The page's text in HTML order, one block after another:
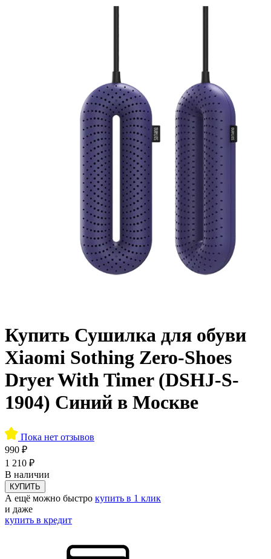
Купить Сушилка для обуви
Xiaomi Sothing Zero-Shoes
Dryer With Timer (DSHJ-S-
1904) Синий в Москве
Пока нет отзывов
990 ₽
1 210 ₽
В наличии
КУПИТЬ
А ещё можно быстро купить в 1 клик
и даже
купить в кредит